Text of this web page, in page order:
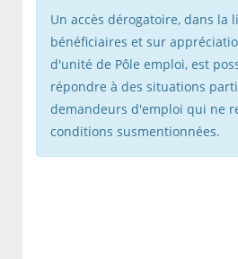
Un accès dérogatoire, dans la
bénéficiaires et sur
d'unité de Pôle emploi, est
répondre à des situations
demandeurs d'emploi qui ne
conditions susmentionnées.